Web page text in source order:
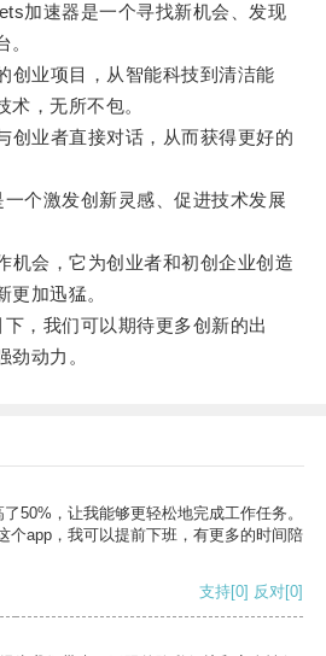
速器是一个寻找新机会、发现
业项目，从智能科技到清洁能
术，无所不包。
业者直接对话，从而获得更好的
激发创新灵感、促进技术发展
会，它为创业者和初创企业创造
更加迅猛。
我们可以期待更多创新的出
劲动力。
50%，让我能够更轻松地完成工作任务。
个app，我可以提前下班，有更多的时间陪
支持[0] 反对[0]